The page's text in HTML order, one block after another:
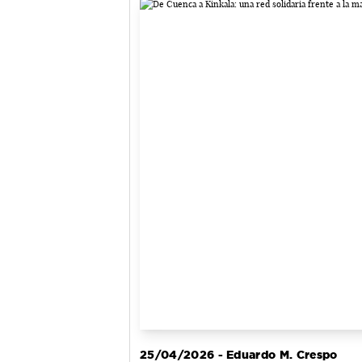
25/04/2026 - Eduardo M. Crespo